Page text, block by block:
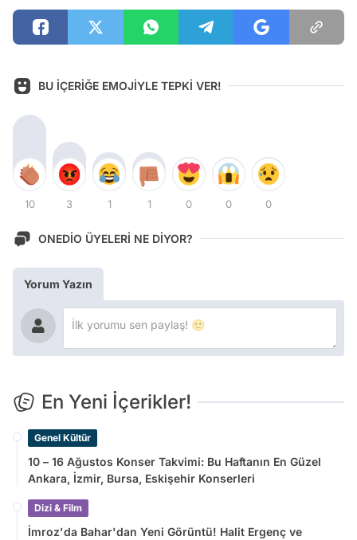
BU İÇERİĞE EMOJİYLE TEPKİ VER!
10 3 1 1 0 0 0
ONEDİO ÜYELERİ NE DİYOR?
Yorum Yazın
En Yeni İçerikler!
Genel Kültür
10 – 16 Ağustos Konser Takvimi: Bu Haftanın En Güzel
Ankara, İzmir, Bursa, Eskişehir Konserleri
Dizi & Film
İmroz'da Bahar'dan Yeni Görüntü! Halit Ergenç ve